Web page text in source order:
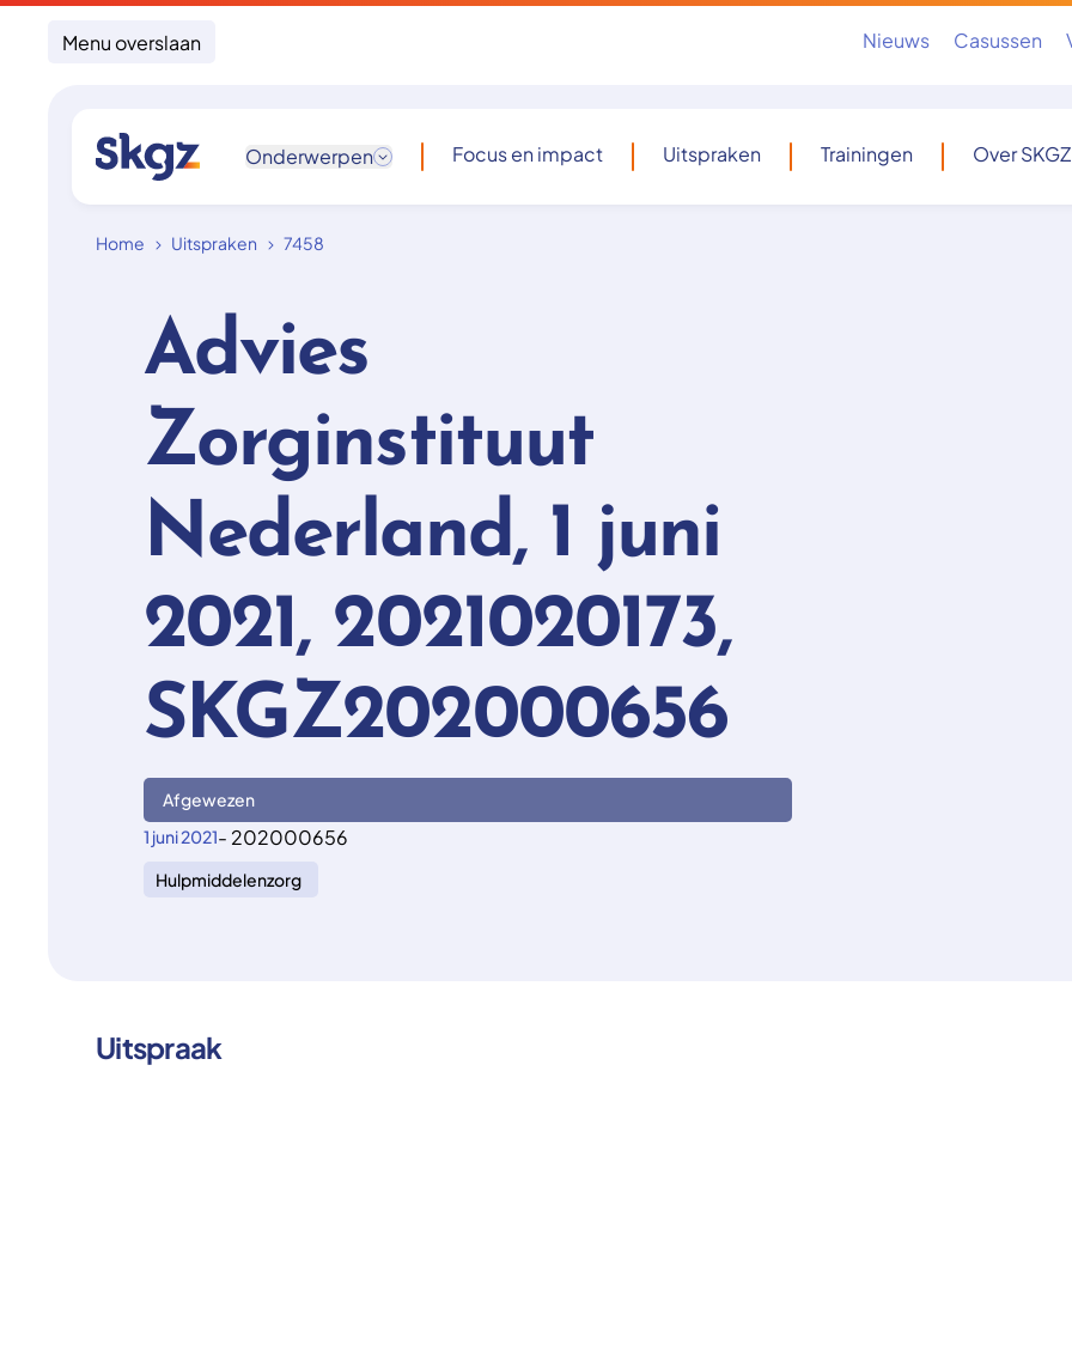
Menu overslaan Nieuws Casussen
Onderwerpen Focus en impact Uitspraken Trainingen Over SKGZ
Home Uitspraken 7458
Advies
Zorginstituut
Nederland, 1 juni
2021, 2021020173,
SKGZ202000656
Afgewezen
1 juni 2021- 202000656
Hulpmiddelenzorg
Uitspraak